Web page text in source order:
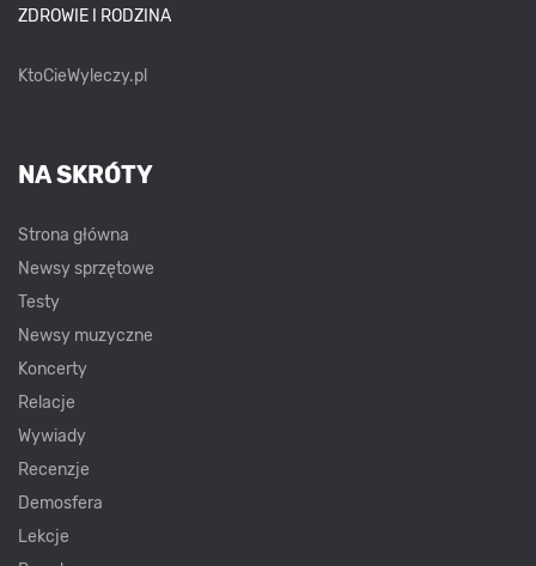
ZDROWIE I RODZINA
KtoCieWyleczy.pl
NA SKRÓTY
Strona główna
Newsy sprzętowe
Testy
Newsy muzyczne
Koncerty
Relacje
Wywiady
Recenzje
Demosfera
Lekcje